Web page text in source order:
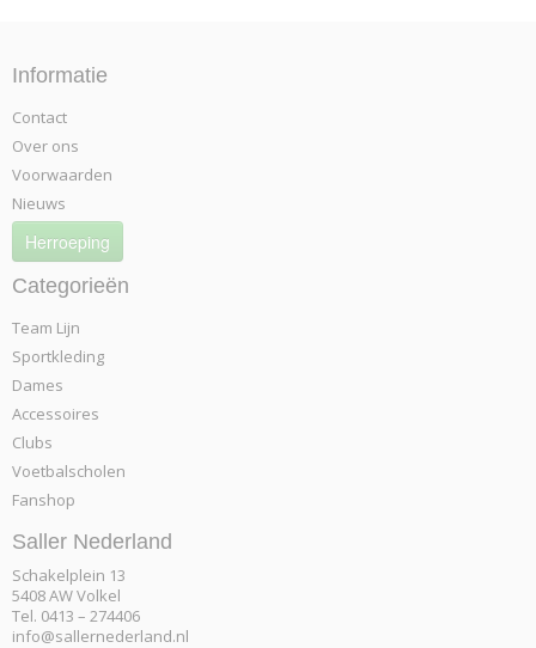
Informatie
Contact
Over ons
Voorwaarden
Nieuws
Herroeping
Categorieën
Team Lijn
Sportkleding
Dames
Accessoires
Clubs
Voetbalscholen
Fanshop
Saller Nederland
Schakelplein 13
5408 AW Volkel
Tel. 0413 – 274406
info@sallernederland.nl